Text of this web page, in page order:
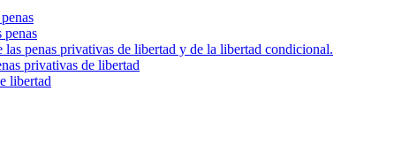
penas
penas privativas de libertad y de la libertad condicional.
privativas de libertad
libertad